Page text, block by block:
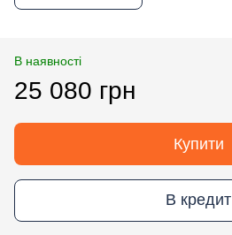
В наявності
25 080 грн
Купити
В кредит